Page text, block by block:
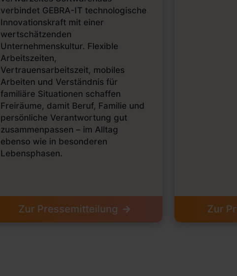
verbindet GEBRA-IT technologische
Innovationskraft mit einer
wertschätzenden
Unternehmenskultur. Flexible
Arbeitszeiten,
Vertrauensarbeitszeit, mobiles
Arbeiten und Verständnis für
familiäre Situationen schaffen
Freiräume, damit Beruf, Familie und
persönliche Verantwortung gut
zusammenpassen – im Alltag
ebenso wie in besonderen
Lebensphasen.
Zur Pressemitteilung Zur